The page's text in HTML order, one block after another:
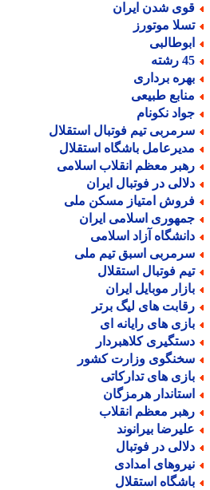
شدن ایران
موتورز
برداری
طبیعی
نکونام
تیم فوتبال استقلال
باشگاه استقلال
معظم انقلاب اسلامی
در فوتبال ایران
امتیاز مسکن ملی
اسلامی ایران
آزاد اسلامی
اسبق تیم ملی
فوتبال استقلال
موبایل ایران
های لیگ برتر
های رایانه ای
کلاهبردار
وزارت کشور
های تدارکاتی
هرمزگان
معظم انقلاب
بیرانوند
در فوتبال
امدادی
استقلال